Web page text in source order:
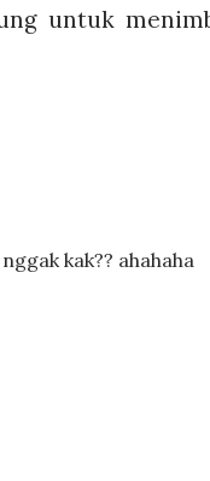
untuk
kak?? ahahaha